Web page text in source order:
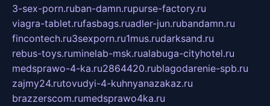
3-sex-porn.ruban-damn.rupurse-factory.ru
viagra-tablet.rufasbags.ruadler-jun.rubandamn.ru
fincontech.ru3sexporn.ru1mus.rudarksand.ru
rebus-toys.ruminelab-msk.rualabuga-cityhotel.ru
medsprawo-4-ka.ru2864420.rublagodarenie-spb.ru
zajmy24.rutovudyi-4-kuhnyanazakaz.ru
brazzerscom.rumedsprawo4ka.ru